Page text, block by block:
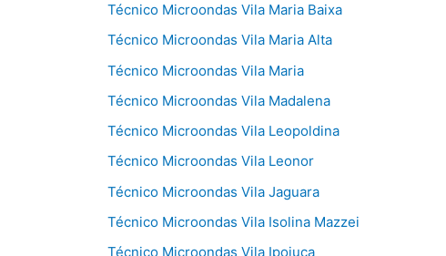
Técnico Microondas Vila Maria Baixa
Técnico Microondas Vila Maria Alta
Técnico Microondas Vila Maria
Técnico Microondas Vila Madalena
Técnico Microondas Vila Leopoldina
Técnico Microondas Vila Leonor
Técnico Microondas Vila Jaguara
Técnico Microondas Vila Isolina Mazzei
Técnico Microondas Vila Ipojuca